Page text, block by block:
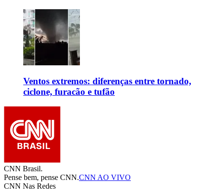
Ventos extremos: diferenças entre tornado,
ciclone, furacão e tufão
CNN Brasil.
Pense bem, pense CNN.CNN AO VIVO
CNN Nas Redes